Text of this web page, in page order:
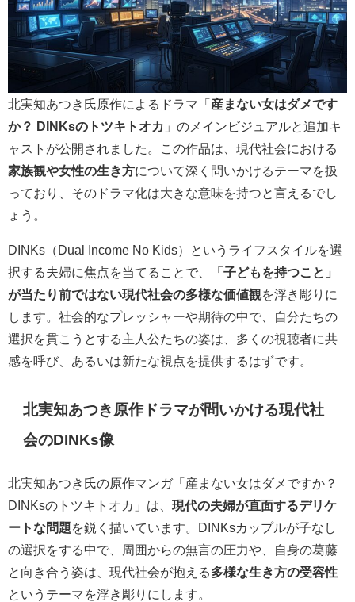
北実知あつき氏原作によるドラマ「 産まない女はダメです
か？ DINKsのトツキトオカ 」のメインビジュアルと追加キ
ャストが公開されました。この作品は、現代社会における
家族観や女性の生き方について深く問いかけるテーマを扱
っており、そのドラマ化は大きな意味を持つと言えるでし
ょう。
DINKs（Dual Income No Kids）というライフスタイルを選
択する夫婦に焦点を当てることで、
「子どもを持つこと」
が当たり前ではない現代社会の多様な価値観を浮き彫りに
します。社会的なプレッシャーや期待の中で、自分たちの
選択を貫こうとする主人公たちの姿は、多くの視聴者に共
感を呼び、あるいは新たな視点を提供するはずです。
北実知あつき原作ドラマが問いかける現代社
会のDINKs像
北実知あつき氏の原作マンガ「産まない女はダメですか？
DINKsのトツキトオカ」は、 現代の夫婦が直面するデリケ
ートな問題を鋭く描いています。DINKsカップルが子なし
の選択をする中で、周囲からの無言の圧力や、自身の葛藤
と向き合う姿は、現代社会が抱える多様な生き方の受容性
というテーマを浮き彫りにします。